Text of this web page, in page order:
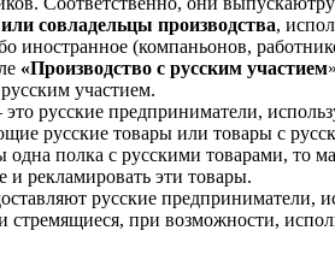
совладельцы производства,
иностранное (компаньонов,
«Производство с русским участием
участием.
это русские предприниматели,
русские товары или товары с
одна полка с русскими товарами, то
и рекламировать эти товары.
русские предприниматели,
стремящиеся, при возможности,